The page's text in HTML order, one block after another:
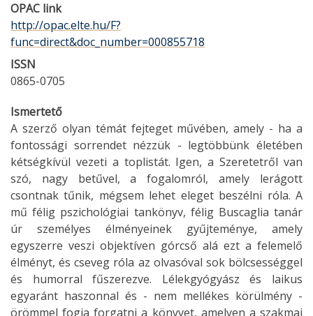
OPAC link
http://opac.elte.hu/F?
func=direct&doc_number=000855718
ISSN
0865-0705
Ismertető
A szerző olyan témát fejteget művében, amely - ha a
fontossági sorrendet nézzük - legtöbbünk életében
kétségkívül vezeti a toplistát. Igen, a Szeretetről van
szó, nagy betűvel, a fogalomról, amely lerágott
csontnak tűnik, mégsem lehet eleget beszélni róla. A
mű félig pszichológiai tankönyv, félig Buscaglia tanár
úr személyes élményeinek gyűjteménye, amely
egyszerre veszi objektíven górcső alá ezt a felemelő
élményt, és cseveg róla az olvasóval sok bölcsességgel
és humorral fűszerezve. Lélekgyógyász és laikus
egyaránt haszonnal és - nem mellékes körülmény -
örömmel fogja forgatni a könyvet, amelyen a szakmai